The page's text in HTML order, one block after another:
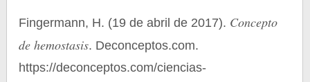
Fingermann, H. (19 de abril de 2017). Concepto
de hemostasis. Deconceptos.com.
https://deconceptos.com/ciencias-